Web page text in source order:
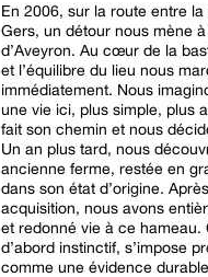
En 2006, sur la route entre
Gers, un détour nous mène
d’Aveyron. Au cœur de la
et l’équilibre du lieu nous
immédiatement. Nous
une vie ici, plus simple, plus
fait son chemin et nous
Un an plus tard, nous
ancienne ferme, restée en
dans son état d’origine.
acquisition, nous avons
et redonné vie à ce hameau.
d’abord instinctif, s’impose
comme une évidence